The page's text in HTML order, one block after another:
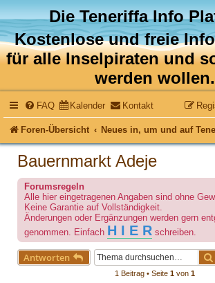
Die Teneriffa Info
Kostenlose und freie
für alle Inselpiraten und
werden wollen.
FAQ Kalender Kontakt
Foren-Übersicht Neues in, um und auf
Bauernmarkt Adeje
Forumsregeln
Alle hier eingetragenen Angaben sind ohne
Keine Garantie auf Vollständigkeit.
Änderungen oder Ergänzungen werden gern
genommen. Einfach H I E R schreiben.
Antworten
1 Beitrag • Seite 1 von 1